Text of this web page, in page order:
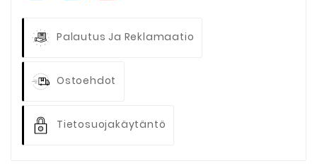
Palautus Ja Reklamaatio
Ostoehdot
Tietosuojakäytäntö